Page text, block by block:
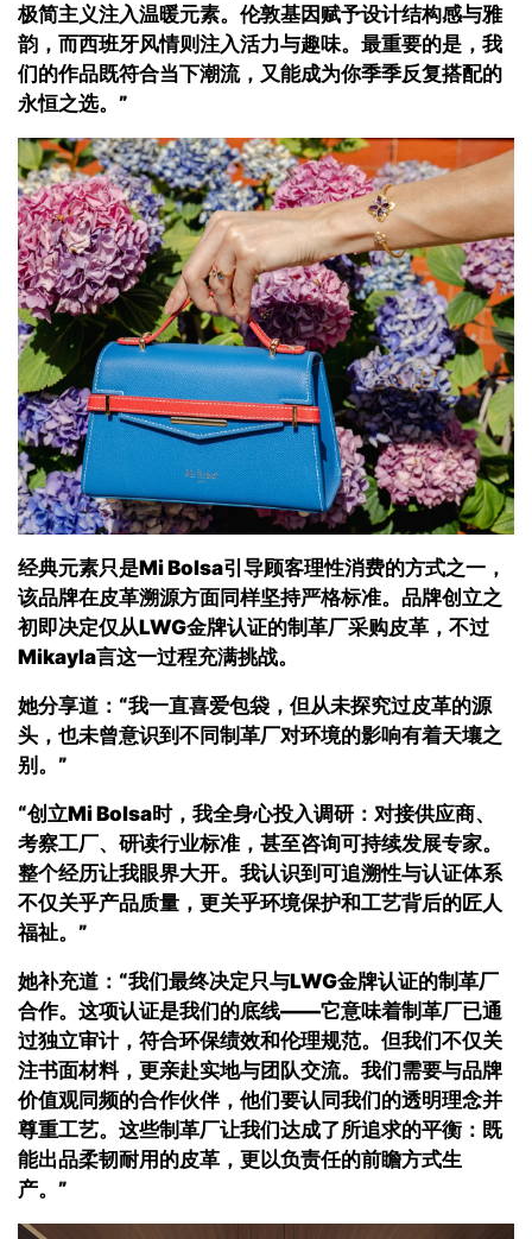
极简主义注入温暖元素。 伦敦基因赋予设计结构感与雅
韵，而西班牙风情则注入活力与趣味。最重要的是，我
们的作品既符合当下潮流，又能成为你季季反复搭配的
永恒之选。”
经典元素只是Mi Bolsa引导顾客理性消费的方式之一，
该品牌在皮革溯源方面同样坚持严格标准。品牌创立之
初即决定仅从LWG金牌认证的制革厂采购皮革，不过
Mikayla言这一过程充满挑战。
她分享道：“我一直喜爱包袋，但从未探究过皮革的源
头，也未曾意识到不同制革厂对环境的影响有着天壤之
别 。”
“创立Mi Bolsa时，我全身心投入调研：对接供应商、
考察工厂、研读行业标准，甚至咨询可持续发展专家。
整个经历让我眼界大开。我认识到可追溯性与认证体系
不仅关乎产品质量，更关乎环境保护和工艺背后的匠人
福祉。”
她补充道：“我们最终决定只与LWG金牌认证的制革厂
合作。这项认证是我们的底线——它意味着制革厂已通
过独立审计，符合环保绩效和伦理规范。但我们不仅关
注书面材料，更亲赴实地与团队交流。我们需要与品牌
价值观同频的合作伙伴，他们要认同我们的透明理念并
尊重工艺。这些制革厂让我们达成了所追求的平衡：既
能出品柔韧耐用的皮革，更以负责任的前瞻方式生
产。”